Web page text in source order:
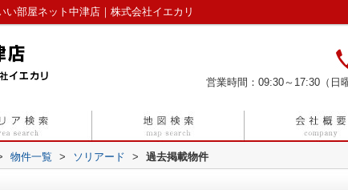
部屋ネット中津店｜株式会社イエカリ
営業時間：09:30～17:30（日
物件一覧 > ソリアード > 過去掲載物件